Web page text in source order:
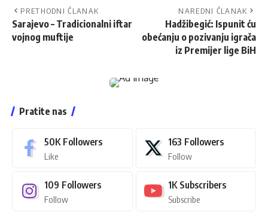
PRETHODNI ČLANAK
Sarajevo – Tradicionalni iftar
vojnog muftije
NAREDNI ČLANAK
Hadžibegić: Ispunit ću
obećanju o pozivanju igrača
iz Premijer lige BiH
Pratite nas
50K Followers
Like
163 Followers
Follow
109 Followers
Follow
1K Subscribers
Subscribe